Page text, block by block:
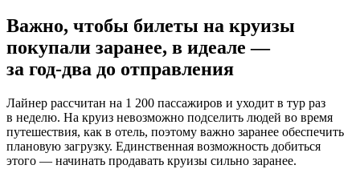
Важно, чтобы билеты на круизы
покупали заранее, в идеале —
за год‑два до отправления
Лайнер рассчитан на 1 200 пассажиров и уходит в тур раз
в неделю. На круиз невозможно подселить людей во время
путешествия, как в отель, поэтому важно заранее обеспечить
плановую загрузку. Единственная возможность добиться
этого — начинать продавать круизы сильно заранее.